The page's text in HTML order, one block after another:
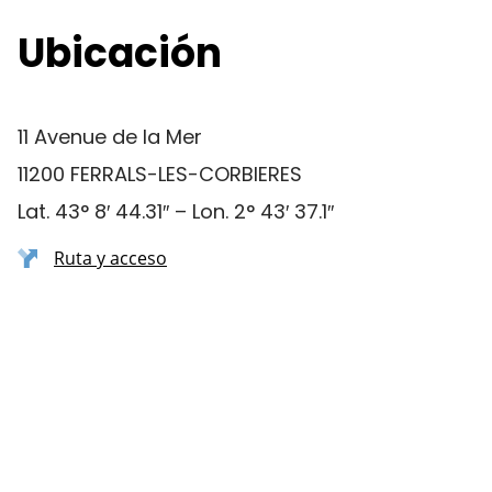
Ubicación
11 Avenue de la Mer
11200 FERRALS-LES-CORBIERES
Lat. 43° 8′ 44.31″ – Lon. 2° 43′ 37.1″
Ruta y acceso